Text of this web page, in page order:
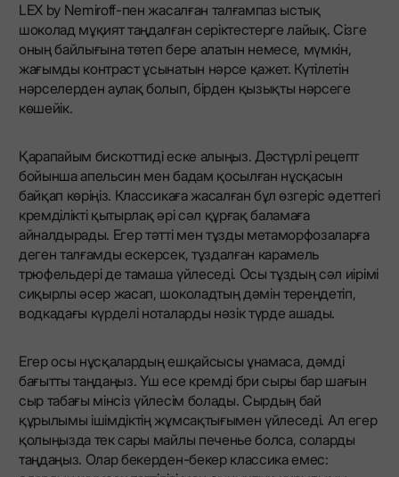
LEX by Nemiroff-пен жасалған талғампаз ыстық
шоколад мұқият таңдалған серіктестерге лайық. Сізге
оның байлығына төтеп бере алатын немесе, мүмкін,
жағымды контраст ұсынатын нәрсе қажет. Күтілетін
нәрселерден аулақ болып, бірден қызықты нәрсеге
көшейік.
Қарапайым бискоттиді еске алыңыз. Дәстүрлі рецепт
бойынша апельсин мен бадам қосылған нұсқасын
байқап көріңіз. Классикаға жасалған бұл өзгеріс әдеттегі
кремділікті қытырлақ әрі сәл құрғақ баламаға
айналдырады. Егер тәтті мен тұзды метаморфозаларға
деген талғамды ескерсек, тұздалған карамель
трюфельдері де тамаша үйлеседі. Осы тұздың сәл иірімі
сиқырлы әсер жасап, шоколадтың дәмін тереңдетіп,
водкадағы күрделі ноталарды нәзік түрде ашады.
Егер осы нұсқалардың ешқайсысы ұнамаса, дәмді
бағытты таңдаңыз. Үш есе кремді бри сыры бар шағын
сыр табағы мінсіз үйлесім болады. Сырдың бай
құрылымы ішімдіктің жұмсақтығымен үйлеседі. Ал егер
қолыңызда тек сары майлы печенье болса, соларды
таңдаңыз. Олар бекерден-бекер классика емес: